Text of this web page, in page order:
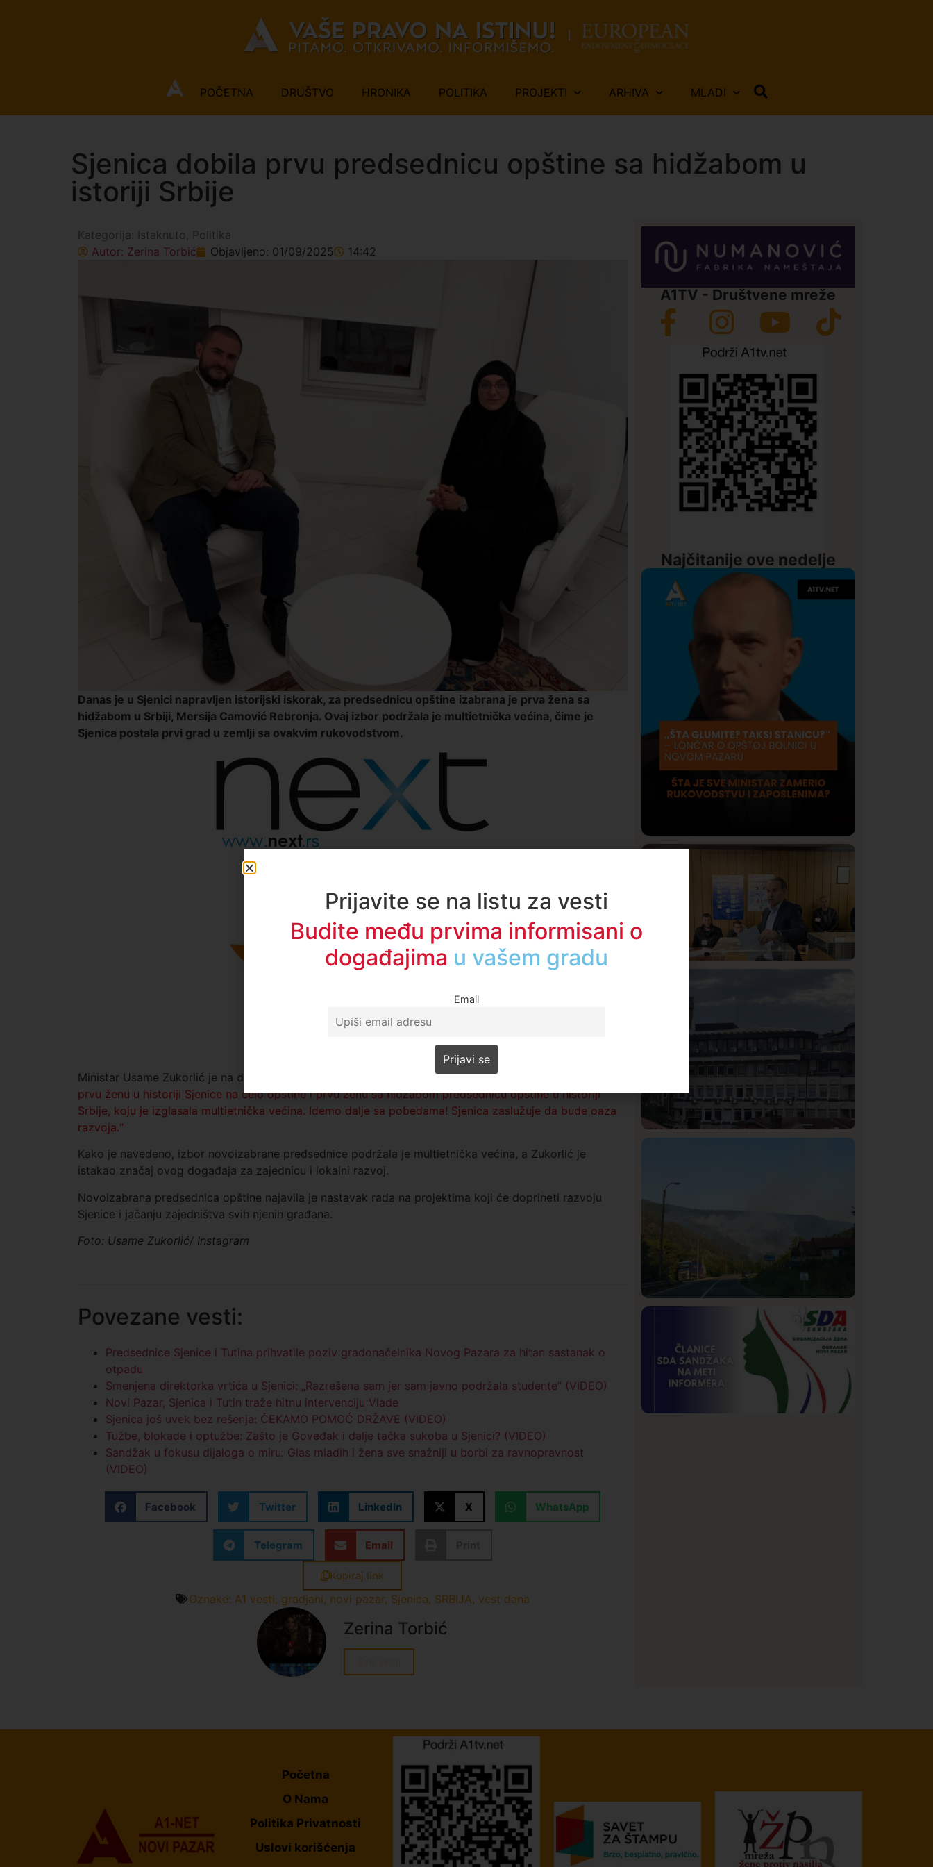
POČETNA DRUŠTVO HRONIKA POLITIKA PROJEKTI ARHIVA MLADI
Sjenica dobila prvu predsednicu opštine sa hidžabom u
istoriji Srbije
Kategorija: Istaknuto , Politika
Autor: Zerina Torbić Objavljeno: 01/09/2025 14:42
Danas je u Sjenici napravljen istorijski iskorak, za predsednicu opštine izabrana je prva žena sa
hidžabom u Srbiji, Mersija Camović Rebronja. Ovaj izbor podržala je multietnička većina, čime je
Sjenica postala prvi grad u zemlji sa ovakvim rukovodstvom.
Ministar Usame Zukorlić je na društvenim mrežama istakao:
„Danas smo ispisali historiju i imenovali
prvu ženu u historiji Sjenice na čelo opštine i prvu ženu sa hidžabom predsednicu opštine u historiji
Srbije, koju je izglasala multietnička većina. Idemo dalje sa pobedama! Sjenica zaslužuje da bude oaza
razvoja.“
Kako je navedeno, izbor novoizabrane predsednice podržala je multietnička većina, a Zukorlić je
istakao značaj ovog događaja za zajednicu i lokalni razvoj.
Novoizabrana predsednica opštine najavila je nastavak rada na projektima koji će doprineti razvoju
Sjenice i jačanju zajedništva svih njenih građana.
Foto: Usame Zukorlić/ Instagram
Povezane vesti:
Predsednice Sjenice i Tutina prihvatile poziv gradonačelnika Novog Pazara za hitan sastanak o
otpadu
Smenjena direktorka vrtića u Sjenici: „Razrešena sam jer sam javno podržala studente“ (VIDEO)
Novi Pazar, Sjenica i Tutin traže hitnu intervenciju Vlade
Sjenica još uvek bez rešenja: ČEKAMO POMOĆ DRŽAVE (VIDEO)
Tužbe, blokade i optužbe: Zašto je Goveđak i dalje tačka sukoba u Sjenici? (VIDEO)
Sandžak u fokusu dijaloga o miru: Glas mladih i žena sve snažniji u borbi za ravnopravnost
(VIDEO)
Facebook Twitter LinkedIn X WhatsApp
Telegram Email
Kopiraj link
Oznake: A1 vesti, gradjani, novi pazar, Sjenica, SRBIJA, vest dana
Zerina Torbić
Sve vesti
A1TV - Društvene mreže
Najčitanije ove nedelje
Lončar o Opštoj bolnici u Novom
Pazaru: „Šta glumite? Taksi stanicu?“
predsednika SDPS
produžen mu pritvor
Požar od Magliča do Ušća, brda u
plamenu – vatrogasci na terenu
Početna
O Nama
Politika Privatnosti
Uslovi korišćenja
Prijavite se na listu za vesti
Budite među prvima informisani o
događajima u regionu
Email